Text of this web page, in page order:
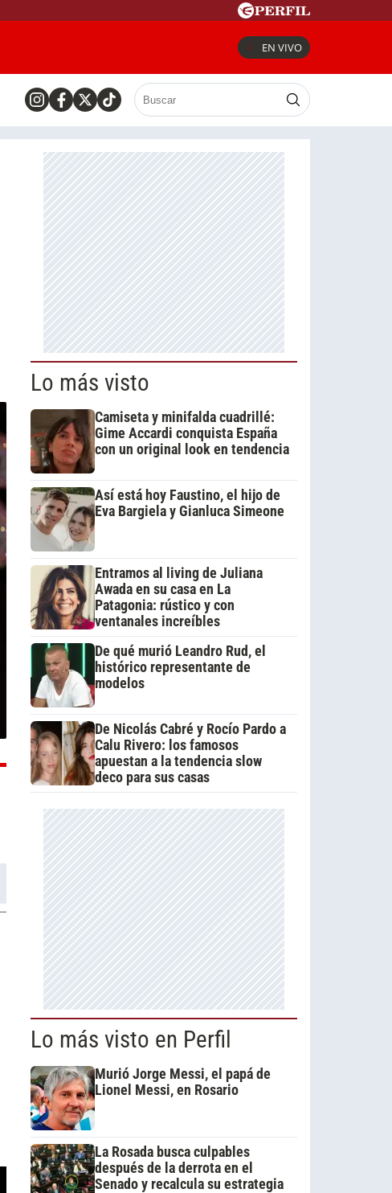
EN VIVO
Lo más visto
Camiseta y minifalda cuadrillé:
Gime Accardi conquista España
con un original look en tendencia
Así está hoy Faustino, el hijo de
Eva Bargiela y Gianluca Simeone
Entramos al living de Juliana
Awada en su casa en La
Patagonia: rústico y con
ventanales increíbles
De qué murió Leandro Rud, el
histórico representante de
modelos
De Nicolás Cabré y Rocío Pardo a
Calu Rivero: los famosos
apuestan a la tendencia slow
deco para sus casas
Lo más visto en Perfil
Murió Jorge Messi, el papá de
Lionel Messi, en Rosario
La Rosada busca culpables
después de la derrota en el
Senado y recalcula su estrategia